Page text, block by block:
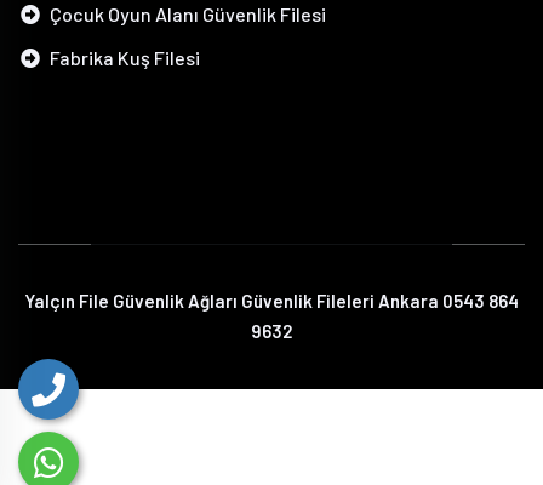
Çocuk Oyun Alanı Güvenlik Filesi
Fabrika Kuş Filesi
Yalçın File Güvenlik Ağları Güvenlik Fileleri Ankara 0543 864
9632